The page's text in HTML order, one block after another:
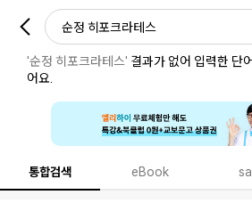
'순정 히포크라테스' 결과가 없어 입력한 단
어요.
통합검색 eBook